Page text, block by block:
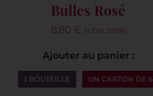
Bulles Rosé
8,80 € la bouteille
Ajouter au panier :
1 BOUTEILLE UN CARTON DE 6